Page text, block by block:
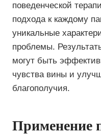
поведенческой
подхода к каждому
уникальные
проблемы.
могут быть
чувства вины и
благополучия.
Применение